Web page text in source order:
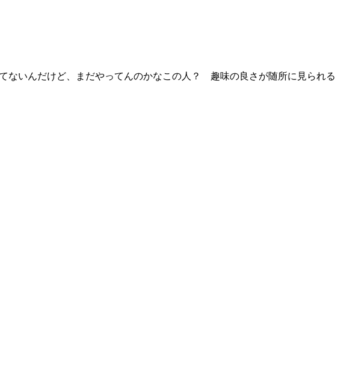
ないんだけど、まだやってんのかなこの人？ 趣味の良さが随所に見られる